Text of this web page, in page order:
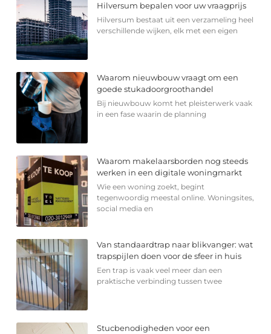
Hilversum bepalen voor uw vraagprijs
Hilversum bestaat uit een verzameling heel
verschillende wijken, elk met een eigen
Waarom nieuwbouw vraagt om een
goede stukadoorgroothandel
Bij nieuwbouw komt het pleisterwerk vaak
in een fase waarin de planning
Waarom makelaarsborden nog steeds
werken in een digitale woningmarkt
Wie een woning zoekt, begint
tegenwoordig meestal online. Woningsites,
social media en
Van standaardtrap naar blikvanger: wat
trapspijlen doen voor de sfeer in huis
Een trap is vaak veel meer dan een
praktische verbinding tussen twee
Stucbenodigheden voor een